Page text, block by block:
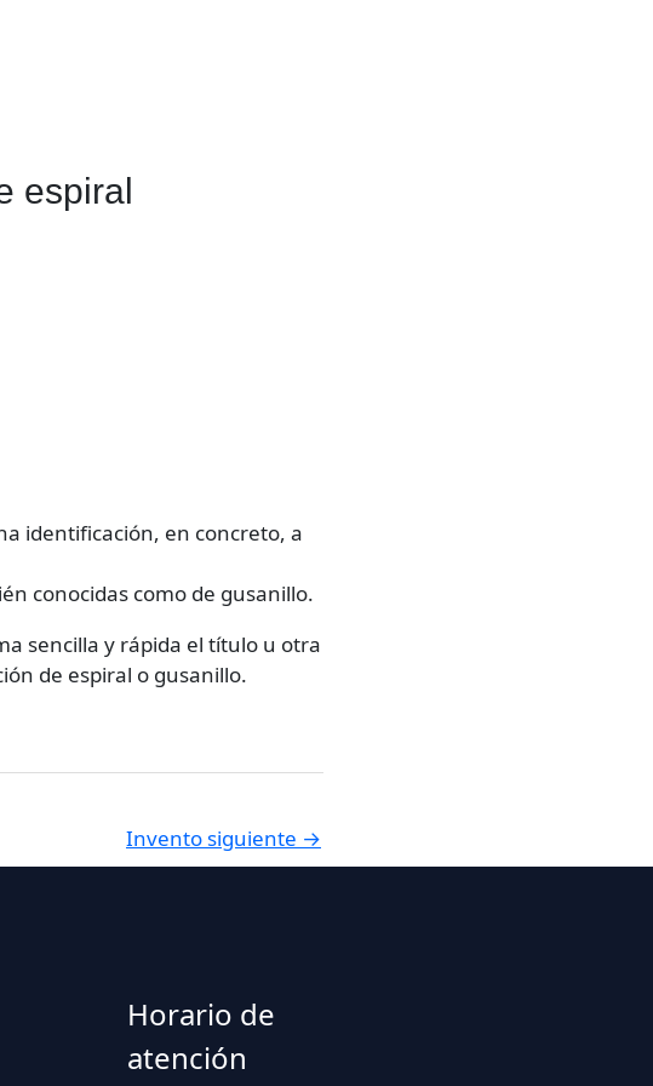
espiral
identificación, en concreto, a
conocidas como de gusanillo.
sencilla y rápida el título u otra
de espiral o gusanillo.
Invento siguiente →
Horario de
atención